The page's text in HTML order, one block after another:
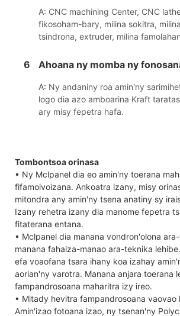
A: CNC machining Center, CNC
fikosoham-bary, milina sokitra,
tsindrona, extruder, milina
6 Ahoana ny momba ny
A: Ny andaniny roa amin'ny
logo dia azo amboarina Kraft
ary misy fepetra hafa.
Tombontsoa orinasa
• Ny Mclpanel dia eo amin'ny toerana
fifamoivoizana. Ankoatra izany, misy
mitondra any amin'ny tsena anatiny sy
Izany rehetra izany dia manome fepetra
fitaterana entana.
• Mclpanel dia manana vondron'olona
manana fahaiza-manao ara-teknika
efa voaofana tsara ihany koa izahay
aorian'ny varotra. Manana anjara toerana
fampandrosoana maharitra izy ireo.
• Mitady hevitra fampandrosoana vaovao
Amin'izao fotoana izao, ny tsenan'ny